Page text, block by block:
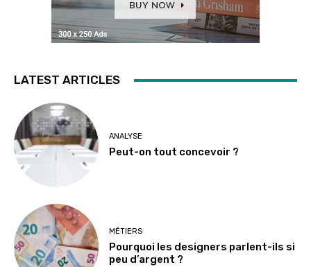
LATEST ARTICLES
ANALYSE
Peut-on tout concevoir ?
MÉTIERS
Pourquoi les designers parlent-ils si
peu d’argent ?